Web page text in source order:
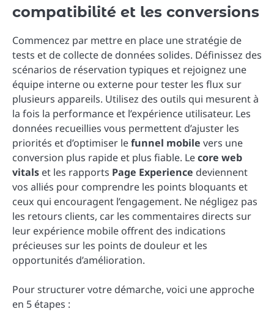
compatibilité et les conversions
Commencez par mettre en place une stratégie de
tests et de collecte de données solides. Définissez des
scénarios de réservation typiques et rejoignez une
équipe interne ou externe pour tester les flux sur
plusieurs appareils. Utilisez des outils qui mesurent à
la fois la performance et l’expérience utilisateur. Les
données recueillies vous permettent d’ajuster les
priorités et d’optimiser lefunnel mobile vers une
conversion plus rapide et plus fiable. Lecore web
vitals et les rapports Page Experience deviennent
vos alliés pour comprendre les points bloquants et
ceux qui encouragent l’engagement. Ne négligez pas
les retours clients, car les commentaires directs sur
leur expérience mobile offrent des indications
précieuses sur les points de douleur et les
opportunités d’amélioration.
Pour structurer votre démarche, voici une approche
en 5 étapes :